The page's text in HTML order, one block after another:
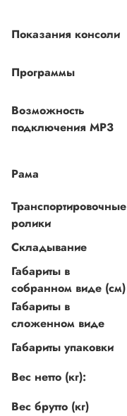
Показания консоли
Программы
Возможность
подключения MP3
Рама
Транспортировочные
ролики
Складывание
Габариты в
собранном виде (см)
Габариты в
сложенном виде
Габариты упаковки
Вес нетто (кг):
Вес брутто (кг)